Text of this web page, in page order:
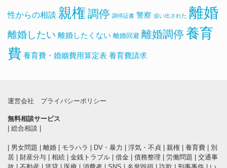
性からの相談 親権 調停 調停証書 警察 追い出された 離婚
離婚したい 離婚したくない 離婚回避 離婚調停 養育
費 養育費・婚姻費用算定表 養育費請求
運営会社 プライバシーポリシー
無料相談サービス
総合相談
男女問題 離婚 モラハラ DV・暴力 浮気・不貞 親権 養育費
別
居
財産分与 相続 金銭トラブル 借金 債務整理 労働問題
交通事